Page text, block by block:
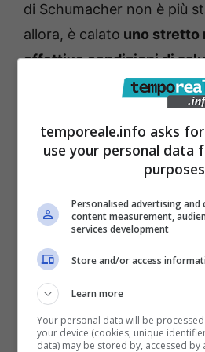
di Schumacher non è più
allora, è calato uno stretto
effettive condizioni di
attorno a lui e lo cura
tifosi e appassionati di
mancaremessaggi di
incoraggiamento sui
un pilota straordinario.
che riguardano Schumi da
sobbalzare il cuore.
Michael
battuta all’asta
temporeale.info asks
use your personal data
Personalised advertising
content measurement,
services development
Store and/or access
Learn more
Your personal data will be
your device (cookies, unique
data) may be stored by, accessed by